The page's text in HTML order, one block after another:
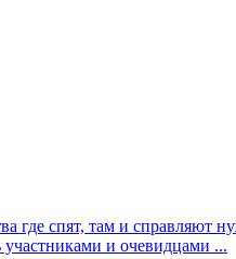
где спят, там и
участниками и очевидцами ...